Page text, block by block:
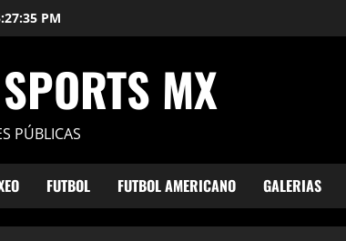
PM
MX
PÚBLICAS
FUTBOL FUTBOL AMERICANO GALERIAS